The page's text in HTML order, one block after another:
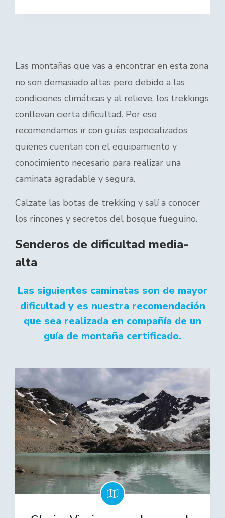
Las montañas que vas a encontrar en esta zona
no son demasiado altas pero debido a las
condiciones climáticas y al relieve, los trekkings
conllevan cierta dificultad. Por eso
recomendamos ir con guías especializados
quienes cuentan con el equipamiento y
conocimiento necesario para realizar una
caminata agradable y segura.
Calzate las botas de trekking y salí a conocer
los rincones y secretos del bosque fueguino.
Senderos de dificultad media-
alta
Las siguientes caminatas son de mayor
dificultad y es nuestra recomendación
que sea realizada en compañía de un
guía de montaña certificado.